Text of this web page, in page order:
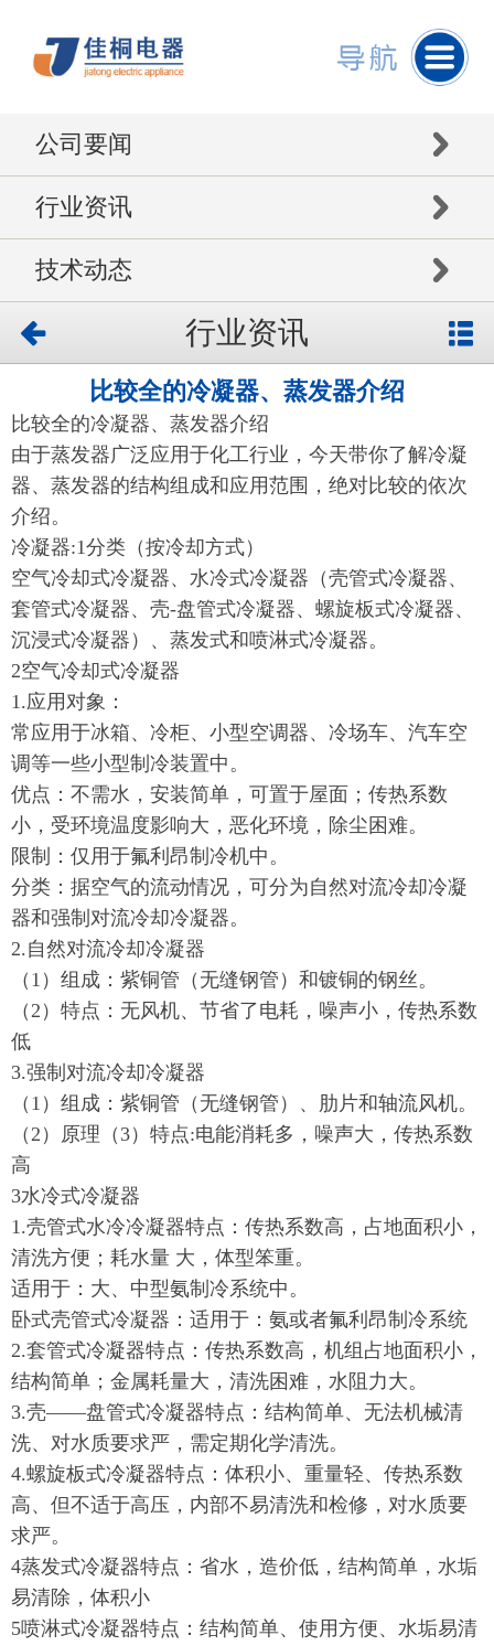
公司要闻
行业资讯
技术动态
行业资讯
比较全的冷凝器、蒸发器介绍
比较全的冷凝器、蒸发器介绍
由于蒸发器广泛应用于化工行业，今天带你了解冷凝
器、蒸发器的结构组成和应用范围，绝对比较的依次
介绍。
冷凝器:1分类（按冷却方式）
空气冷却式冷凝器、水冷式冷凝器（壳管式冷凝器、
套管式冷凝器、壳-盘管式冷凝器、螺旋板式冷凝器、
沉浸式冷凝器）、蒸发式和喷淋式冷凝器。
2空气冷却式冷凝器
1.应用对象：
常应用于冰箱、冷柜、小型空调器、冷场车、汽车空
调等一些小型制冷装置中。
优点：不需水，安装简单，可置于屋面；传热系数
小，受环境温度影响大，恶化环境，除尘困难。
限制：仅用于氟利昂制冷机中。
分类：据空气的流动情况，可分为自然对流冷却冷凝
器和强制对流冷却冷凝器。
2.自然对流冷却冷凝器
（1）组成：紫铜管（无缝钢管）和镀铜的钢丝。
（2）特点：无风机、节省了电耗，噪声小，传热系数
低
3.强制对流冷却冷凝器
（1）组成：紫铜管（无缝钢管）、肋片和轴流风机。
（2）原理（3）特点:电能消耗多，噪声大，传热系数
高
3水冷式冷凝器
1.壳管式水冷冷凝器特点：传热系数高，占地面积小，
清洗方便；耗水量 大，体型笨重。
适用于：大、中型氨制冷系统中。
卧式壳管式冷凝器：适用于：氨或者氟利昂制冷系统
2.套管式冷凝器特点：传热系数高，机组占地面积小，
结构简单；金属耗量大，清洗困难，水阻力大。
3.壳——盘管式冷凝器特点：结构简单、无法机械清
洗、对水质要求严，需定期化学清洗。
4.螺旋板式冷凝器特点：体积小、重量轻、传热系数
高、但不适于高压，内部不易清洗和检修，对水质要
求严。
4蒸发式冷凝器特点：省水，造价低，结构简单，水垢
易清除，体积小
5喷淋式冷凝器特点：结构简单、使用方便、水垢易清